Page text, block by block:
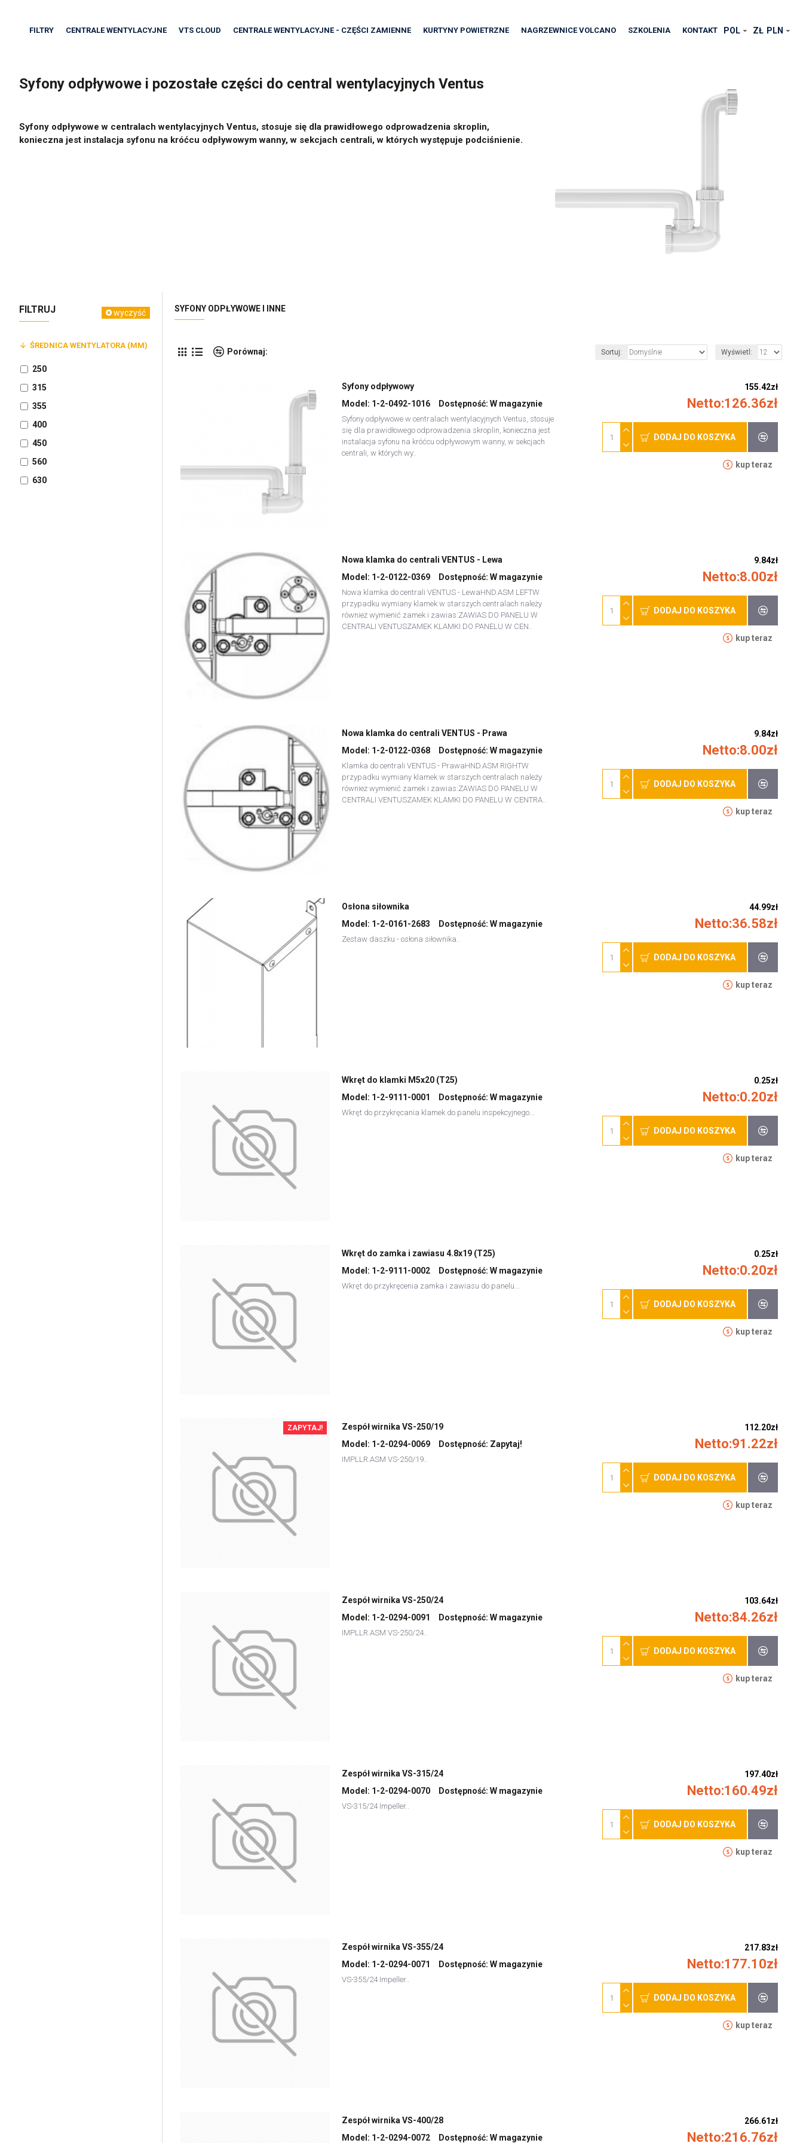
FILTRY CENTRALE WENTYLACYJNE VTS CLOUD CENTRALE WENTYLACYJNE - CZĘŚCI ZAMIENNE KURTYNY POWIETRZNE NAGRZEWNICE VOLCANO SZKOLENIA KONTAKT POL ZŁ PLN
Syfony odpływowe i pozostałe części do central wentylacyjnych Ventus
Syfony odpływowe w centralach wentylacyjnych Ventus, stosuje się dla prawidłowego odprowadzenia skroplin,
konieczna jest instalacja syfonu na króćcu odpływowym wanny, w sekcjach centrali, w których występuje podciśnienie.
FILTRUJ wyczyść
ŚREDNICA WENTYLATORA (MM)
250
315
355
400
450
560
630
SYFONY ODPŁYWOWE I INNE
Porównaj: Sortuj: Wyświetl:
Syfony odpływowy
Model: 1-2-0492-1016 Dostępność: W magazynie
Syfony odpływowe w centralach wentylacyjnych Ventus, stosuje
się dla prawidłowego odprowadzenia skroplin, konieczna jest
instalacja syfonu na króćcu odpływowym wanny, w sekcjach
centrali, w których wy..
155.42zł
Netto:126.36zł
DODAJ DO KOSZYKA
kup teraz
Nowa klamka do centrali VENTUS - Lewa
Model: 1-2-0122-0369 Dostępność: W magazynie
Nowa klamka do centrali VENTUS - LewaHND.ASM LEFTW
przypadku wymiany klamek w starszych centralach należy
również wymienić zamek i zawias:ZAWIAS DO PANELU W
CENTRALI VENTUSZAMEK KLAMKI DO PANELU W CEN..
9.84zł
Netto:8.00zł
DODAJ DO KOSZYKA
kup teraz
Nowa klamka do centrali VENTUS - Prawa
Model: 1-2-0122-0368 Dostępność: W magazynie
Klamka do centrali VENTUS - PrawaHND.ASM RIGHTW
przypadku wymiany klamek w starszych centralach należy
również wymienić zamek i zawias:ZAWIAS DO PANELU W
CENTRALI VENTUSZAMEK KLAMKI DO PANELU W CENTRA..
9.84zł
Netto:8.00zł
DODAJ DO KOSZYKA
kup teraz
Osłona siłownika
Model: 1-2-0161-2683 Dostępność: W magazynie
Zestaw daszku - osłona siłownika..
44.99zł
Netto:36.58zł
DODAJ DO KOSZYKA
kup teraz
Wkręt do klamki M5x20 (T25)
Model: 1-2-9111-0001 Dostępność: W magazynie
Wkręt do przykręcania klamek do panelu inspekcyjnego...
0.25zł
Netto:0.20zł
DODAJ DO KOSZYKA
kup teraz
Wkręt do zamka i zawiasu 4.8x19 (T25)
Model: 1-2-9111-0002 Dostępność: W magazynie
Wkręt do przykręcenia zamka i zawiasu do panelu...
0.25zł
Netto:0.20zł
DODAJ DO KOSZYKA
kup teraz
ZAPYTAJ!
Zespół wirnika VS-250/19
Model: 1-2-0294-0069 Dostępność: Zapytaj!
IMPLLR.ASM VS-250/19..
112.20zł
Netto:91.22zł
DODAJ DO KOSZYKA
kup teraz
Zespół wirnika VS-250/24
Model: 1-2-0294-0091 Dostępność: W magazynie
IMPLLR.ASM VS-250/24..
103.64zł
Netto:84.26zł
DODAJ DO KOSZYKA
kup teraz
Zespół wirnika VS-315/24
Model: 1-2-0294-0070 Dostępność: W magazynie
VS-315/24 Impeller..
197.40zł
Netto:160.49zł
DODAJ DO KOSZYKA
kup teraz
Zespół wirnika VS-355/24
Model: 1-2-0294-0071 Dostępność: W magazynie
VS-355/24 Impeller..
217.83zł
Netto:177.10zł
DODAJ DO KOSZYKA
kup teraz
Zespół wirnika VS-400/28
Model: 1-2-0294-0072 Dostępność: W magazynie
266.61zł
Netto:216.76zł